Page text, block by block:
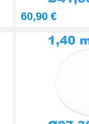
60,90 €